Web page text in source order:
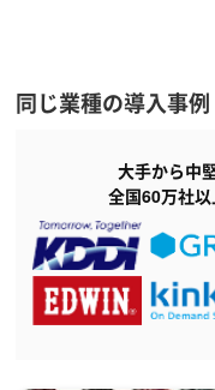
同じ業種の導入事例
大手から中
全国60万社